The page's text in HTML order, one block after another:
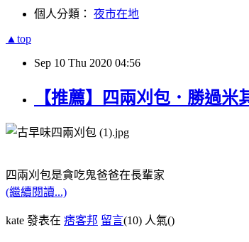
個人分類： 夜市在地
▲top
Sep 10 Thu 2020 04:56
【推薦】四兩刈包．勝過
四兩刈包是貪吃鬼爸爸在長輩家
(繼續閱讀...)
kate 發表在 痞客邦 留言(10) 人氣()